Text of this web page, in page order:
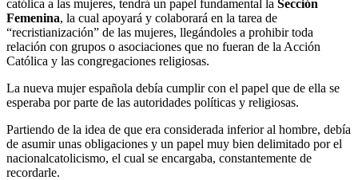
católica a las mujeres, tendrá un papel fundamental la Sección
Femenina, la cual apoyará y colaborará en la tarea de
“recristianización” de las mujeres, llegándoles a prohibir toda
relación con grupos o asociaciones que no fueran de la Acción
Católica y las congregaciones religiosas.
La nueva mujer española debía cumplir con el papel que de ella se
esperaba por parte de las autoridades políticas y religiosas.
Partiendo de la idea de que era considerada inferior al hombre, debía
de asumir unas obligaciones y un papel muy bien delimitado por el
nacionalcatolicismo, el cual se encargaba, constantemente de
recordarle.